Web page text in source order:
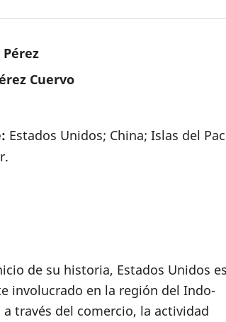
Cuervo
Estados Unidos; China; Islas del
de su historia, Estados Unidos
involucrado en la región del Indo-
a través del comercio, la actividad